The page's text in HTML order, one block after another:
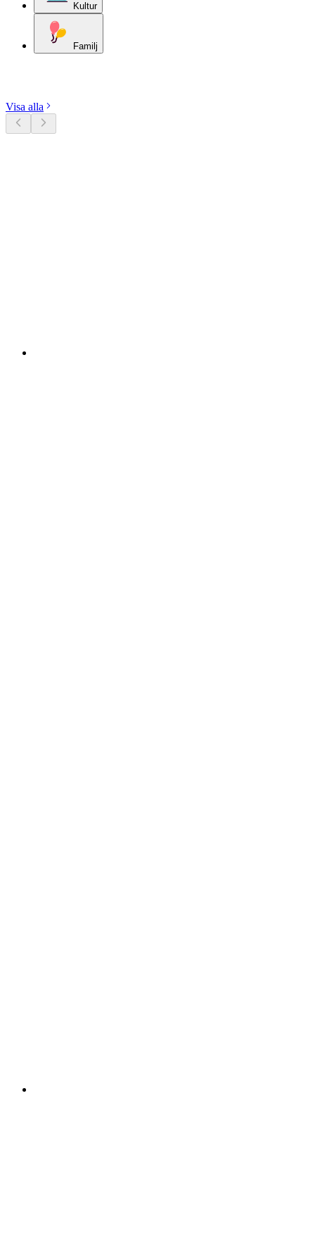
Kultur
Familj
Visa alla